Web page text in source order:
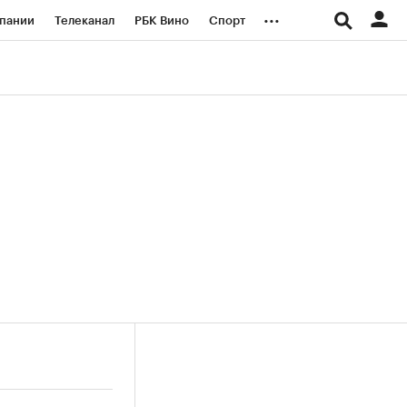
Телеканал РБК Вино Спорт ...